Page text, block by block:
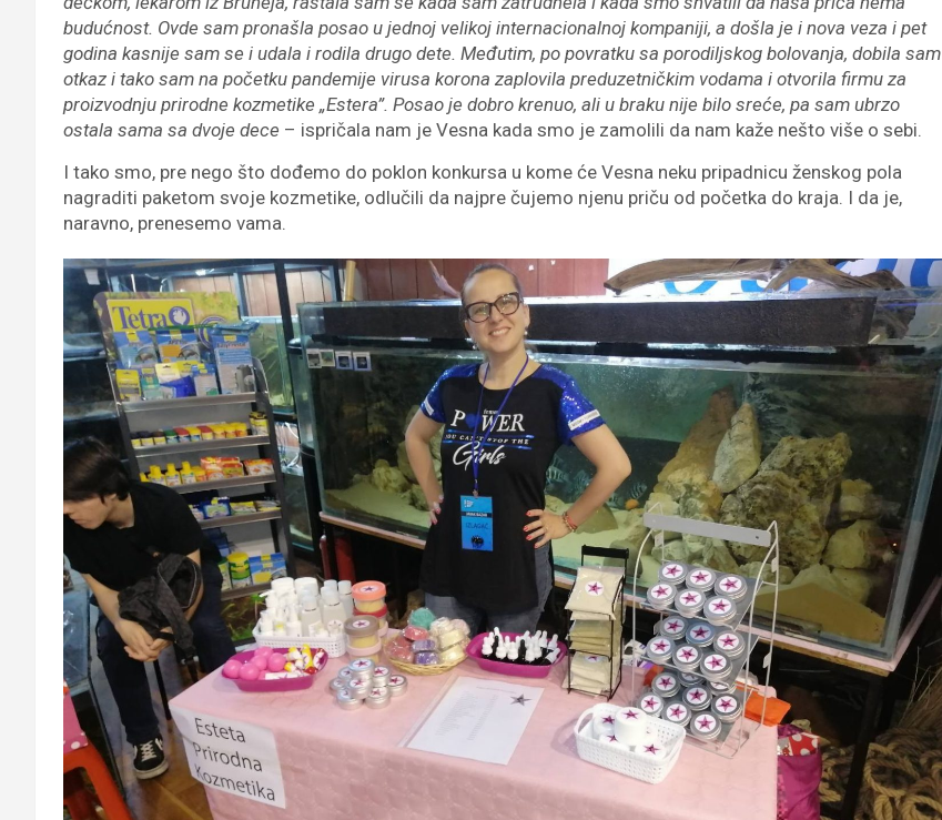
budućnost. Ovde sam pronašla posao u jednoj velikoj internacionalnoj kompaniji, a došla je i nova veza i pet
godina kasnije sam se i udala i rodila drugo dete. Međutim, po povratku sa porodiljskog bolovanja, dobila sam
otkaz i tako sam na početku pandemije virusa korona zaplovila preduzetničkim vodama i otvorila firmu za
proizvodnju prirodne kozmetike „Estera”. Posao je dobro krenuo, ali u braku nije bilo sreće, pa sam ubrzo
ostala sama sa dvoje dece – ispričala nam je Vesna kada smo je zamolili da nam kaže nešto više o sebi.
I tako smo, pre nego što dođemo do poklon konkursa u kome će Vesna neku pripadnicu ženskog pola
nagraditi paketom svoje kozmetike, odlučili da najpre čujemo njenu priču od početka do kraja. I da je,
naravno, prenesemo vama.